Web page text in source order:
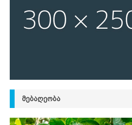
ᲛᲔᲑᲐᲦᲔᲝᲑᲐ